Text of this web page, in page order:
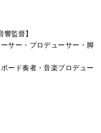
監督】
サー・プロデューサー・脚
ード奏者・音楽プロデュー